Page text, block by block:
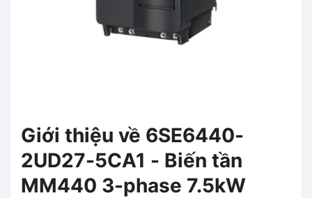
Giới thiệu về 6SE6440-
2UD27-5CA1 - Biến tần
MM440 3-phase 7.5kW